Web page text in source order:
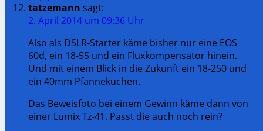
tatzemann sagt:
2. April 2014 um 09:36 Uhr
Also als DSLR-Starter käme bisher nur eine EOS
60d, ein 18-55 und ein Fluxkompensator hinein.
Und mit einem Blick in die Zukunft ein 18-250 und
ein 40mm Pfannekuchen.
Das Beweisfoto bei einem Gewinn käme dann von
einer Lumix Tz-41. Passt die auch noch rein?